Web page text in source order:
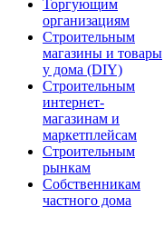
Торгующим
организациям
Строительным
магазины и товары
у дома (DIY)
Строительным
интернет-
магазинам и
маркетплейсам
Строительным
рынкам
Собственникам
частного дома